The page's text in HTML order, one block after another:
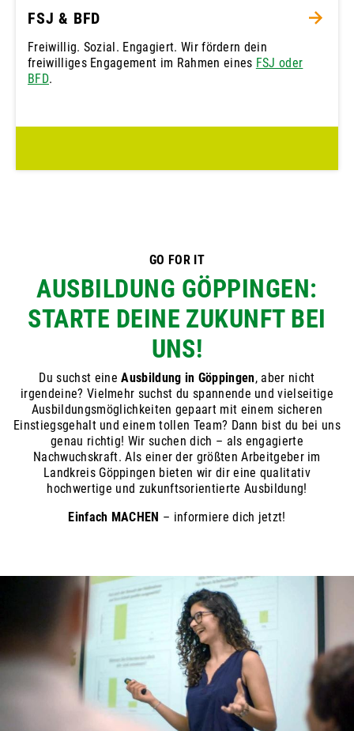
FSJ & BFD
Freiwillig. Sozial. Engagiert. Wir fördern dein
freiwilliges Engagement im Rahmen eines FSJ oder
BFD.
GO FOR IT
AUSBILDUNG GÖPPINGEN:
STARTE DEINE ZUKUNFT BEI
UNS!
Du suchst eineAusbildung in Göppingen, aber nicht
irgendeine? Vielmehr suchst du spannende und vielseitige
Ausbildungsmöglichkeiten gepaart mit einem sicheren
Einstiegsgehalt und einem tollen Team? Dann bist du bei uns
genau richtig! Wir suchen dich – als engagierte
Nachwuchskraft. Als einer der größten Arbeitgeber im
Landkreis Göppingen bieten wir dir eine qualitativ
hochwertige und zukunftsorientierte Ausbildung!
Einfach MACHEN – informiere dich jetzt!